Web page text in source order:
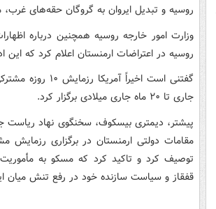
روسیه و تبدیل ایروان به گروگان حقه‌های
وزارت امور خارجه روسیه همچنین درباره
روسیه در اعتراضات ارمنستان اعلام کرد که این
جاری تا ۲۰ ماه جاری میلادی برگزار کرد.
پیشتر، دیمتری بیسکوف، سخنگوی نهاد ریاست
مقامات دولتی ارمنستان در برگزاری رزمایش
توصیف کرد و تاکید کرد که مسکو به
قفقاز و سیاست سازنده خود در رفع تنش میان